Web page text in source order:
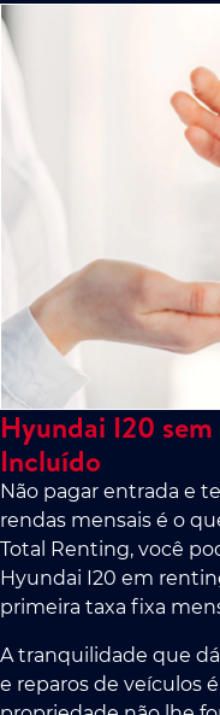
Hyundai I20
Incluído
Não pagar entrada e
rendas mensais é o
Total Renting, você
Hyundai I20 em
primeira taxa fixa
A tranquilidade que
e reparos de veículos